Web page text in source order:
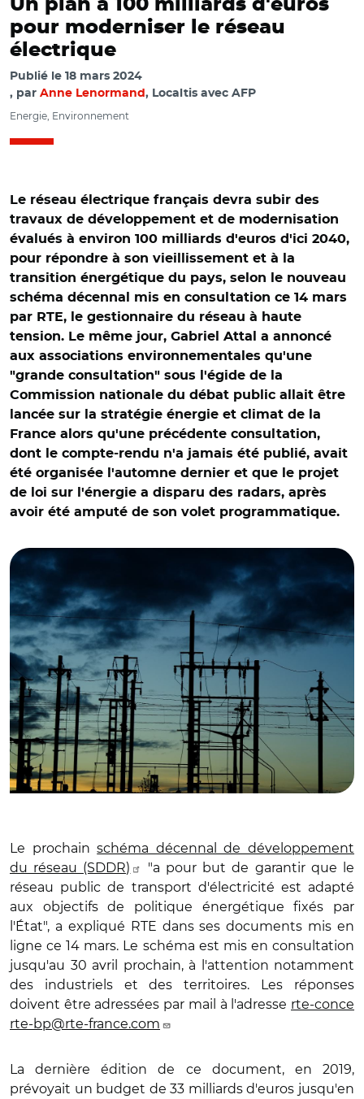
Un plan à 100 milliards d'euros
pour moderniser le réseau
électrique
Publié le 18 mars 2024
par Anne Lenormand , Localtis avec AFP
Energie, Environnement
Le réseau électrique français devra subir des
travaux de développement et de modernisation
évalués à environ 100 milliards d'euros d'ici 2040,
pour répondre à son vieillissement et à la
transition énergétique du pays, selon le nouveau
schéma décennal mis en consultation ce 14 mars
par RTE, le gestionnaire du réseau à haute
tension. Le même jour, Gabriel Attal a annoncé
aux associations environnementales qu'une
"grande consultation" sous l'égide de la
Commission nationale du débat public allait être
lancée sur la stratégie énergie et climat de la
France alors qu'une précédente consultation,
dont le compte-rendu n'a jamais été publié, avait
été organisée l'automne dernier et que le projet
de loi sur l'énergie a disparu des radars, après
avoir été amputé de son volet programmatique.
Le prochainschéma décennal de développement
du réseau (SDDR)
"a pour but de garantir que le
réseau public de transport d'électricité est adapté
aux objectifs de politique énergétique fixés par
l'État", a expliqué RTE dans ses documents mis en
ligne ce 14 mars. Le schéma est mis en consultation
jusqu'au 30 avril prochain, à l'attention notamment
des industriels et des territoires. Les réponses
doivent être adressées par mail à l'adresse rte-conce
rte-bp@rte-france.com
La dernière édition de ce document, en 2019,
prévoyait un budget de 33 milliards d'euros jusqu'en